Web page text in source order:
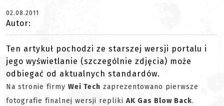
02.08.2011
Autor:
Ten artykuł pochodzi ze starszej wersji portalu i
jego wyświetlanie (szczególnie zdjęcia) może
odbiegać od aktualnych standardów.
Na stronie firmy Wei Tech zaprezentowano pierwsze
fotografie finalnej wersji repliki AK Gas Blow Back.